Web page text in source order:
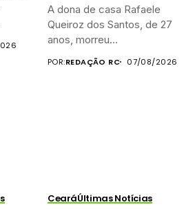
A dona de casa Rafaele
Queiroz dos Santos, de 27
anos, morreu...
POR:REDAÇÃO RC 07/08/2026
CearáÚltimas Notícias